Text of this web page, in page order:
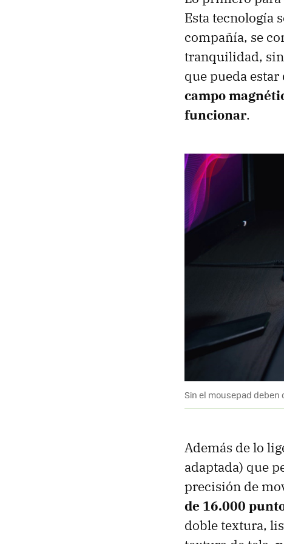
Esta tecnología
compañía, se
tranquilidad, sin
que pueda
campo
funcionar.
Sin el mousepad deben
Además de lo
adaptada) que
precisión de
de 16.000
doble textura,